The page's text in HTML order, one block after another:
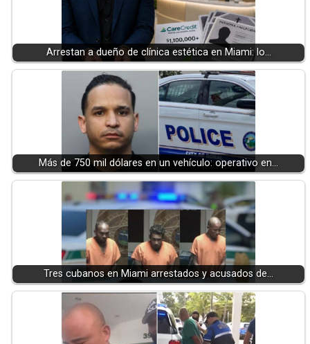
Arrestan a dueño de clínica estética en Miami: lo…
Más de 750 mil dólares en un vehículo: operativo en…
Tres cubanos en Miami arrestados y acusados de…